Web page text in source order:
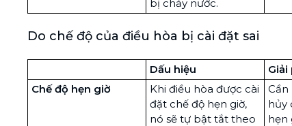
bị chảy nước.
Do chế độ của điều hòa bị cài đặt sai
Dấu hiệu
Giải
Chế độ hẹn giờ
Khi điều hòa được cài
đặt chế độ hẹn giờ,
nó sẽ tự bật tắt theo
Cần
hủy
hẹn